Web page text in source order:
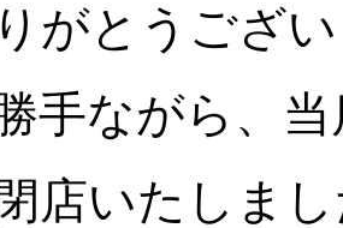
がとうござ
手ながら、
店いたしま